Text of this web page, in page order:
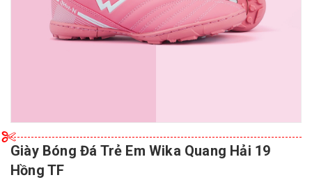
Giày Bóng Đá Trẻ Em Wika Quang Hải 19
Hồng TF